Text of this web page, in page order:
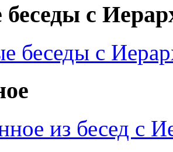
с
беседы с
из бесед с